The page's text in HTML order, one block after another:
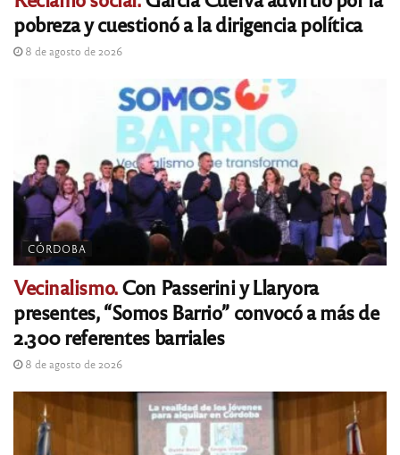
pobreza y cuestionó a la dirigencia política
8 de agosto de 2026
CÓRDOBA
Vecinalismo.Con Passerini y Llaryora
presentes, “Somos Barrio” convocó a más de
2.300 referentes barriales
8 de agosto de 2026